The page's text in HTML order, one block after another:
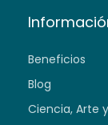
Beneficios
Blog
Ciencia, Arte